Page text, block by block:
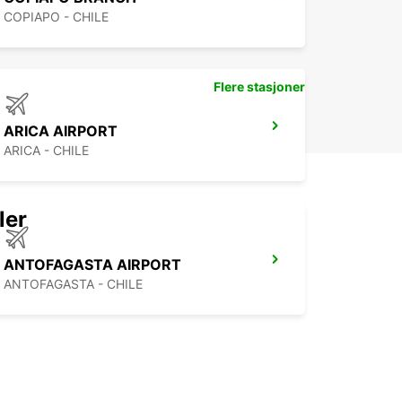
COPIAPO - CHILE
ARICA AIRPORT
ARICA - CHILE
ANTOFAGASTA AIRPORT
ANTOFAGASTA - CHILE
Flere stasjoner